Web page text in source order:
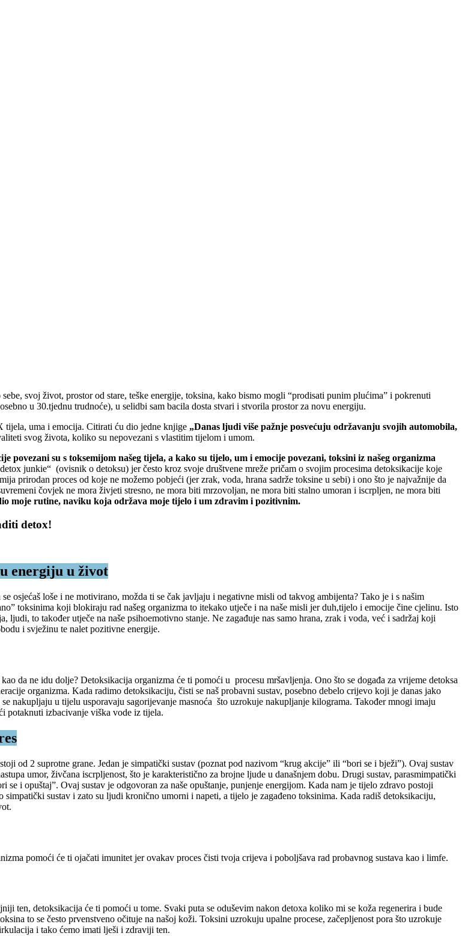
svoj život, prostor od stare, teške energije, toksina, kako bismo mogli “prodisati punim plućima” i pokrenuti
u 30.tjednu trudnoće), u selidbi sam bacila dosta stvari i stvorila prostor za novu energiju.
tijela, uma i emocija. Citirati ću dio jedne knjige „Danas ljudi više pažnje posvećuju održavanju svojih automobila,
svog života, koliko su nepovezani s vlastitim tijelom i umom.
su s toksemijom našeg tijela, a kako su tijelo, um i emocije povezani, toksini iz našeg organizma
junkie“ (ovisnik o detoksu) jer često kroz svoje društvene mreže pričam o svojim procesima detoksikacije koje
prirodan proces od koje ne možemo pobjeći (jer zrak, voda, hrana sadrže toksine u sebi) i ono što je najvažnije da
čovjek ne mora živjeti stresno, ne mora biti mrzovoljan, ne mora biti stalno umoran i iscrpljen, ne mora biti
moje rutine, naviku koja održava moje tijelo i um zdravim i pozitivnim.
detox!
energiju u život
osjećaš loše i ne motivirano, možda ti se čak javljaju i negativne misli od takvog ambijenta? Tako je i s našim
toksinima koji blokiraju rad našeg organizma to itekako utječe i na naše misli jer duh,tijelo i emocije čine cjelinu. Isto
to također utječe na naše psihoemotivno stanje. Ne zagađuje nas samo hrana, zrak i voda, već i sadržaj koji
i svježinu te nalet pozitivne energije.
da ne idu dolje? Detoksikacija organizma će ti pomoći u procesu mršavljenja. Ono što se događa za vrijeme detoksa
organizma. Kada radimo detoksikaciju, čisti se naš probavni sustav, posebno debelo crijevo koji je danas jako
nakupljaju u tijelu usporavaju sagorijevanje masnoća što uzrokuje nakupljanje kilograma. Također mnogi imaju
potaknuti izbacivanje viška vode iz tijela.
od 2 suprotne grane. Jedan je simpatički sustav (poznat pod nazivom “krug akcije” ili “bori se i bježi”). Ovaj sustav
umor, živčana iscrpljenost, što je karakteristično za brojne ljude u današnjem dobu. Drugi sustav, parasmimpatički
i opuštaj”. Ovaj sustav je odgovoran za naše opuštanje, punjenje energijom. Kada nam je tijelo zdravo postoji
simpatički sustav i zato su ljudi kronično umorni i napeti, a tijelo je zagađeno toksinima. Kada radiš detoksikaciju,
pomoći će ti ojačati imunitet jer ovakav proces čisti tvoja crijeva i poboljšava rad probavnog sustava kao i limfe.
ten, detoksikacija će ti pomoći u tome. Svaki puta se oduševim nakon detoxa koliko mi se koža regenerira i bude
to se često prvenstveno očituje na našoj koži. Toksini uzrokuju upalne procese, začepljenost pora što uzrokuje
i tako ćemo imati lješi i zdraviji ten.